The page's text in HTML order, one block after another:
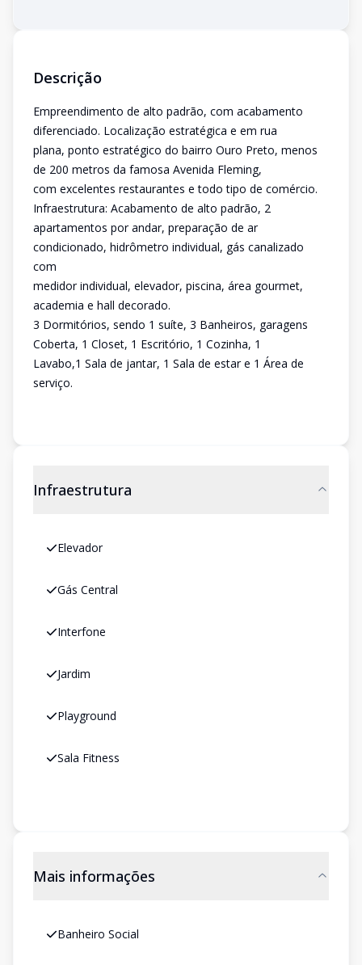
Descrição
Empreendimento de alto padrão, com acabamento
diferenciado. Localização estratégica e em rua
plana, ponto estratégico do bairro Ouro Preto, menos
de 200 metros da famosa Avenida Fleming,
com excelentes restaurantes e todo tipo de comércio.
Infraestrutura: Acabamento de alto padrão, 2
apartamentos por andar, preparação de ar
condicionado, hidrômetro individual, gás canalizado
com
medidor individual, elevador, piscina, área gourmet,
academia e hall decorado.
3 Dormitórios, sendo 1 suíte, 3 Banheiros, garagens
Coberta, 1 Closet, 1 Escritório, 1 Cozinha, 1
Lavabo,1 Sala de jantar, 1 Sala de estar e 1 Área de
serviço.
Infraestrutura
Elevador
Gás Central
Interfone
Jardim
Playground
Sala Fitness
Mais informações
Banheiro Social